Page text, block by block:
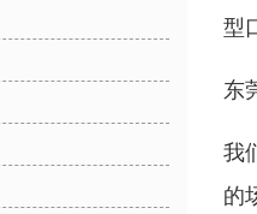
型
东
我
的